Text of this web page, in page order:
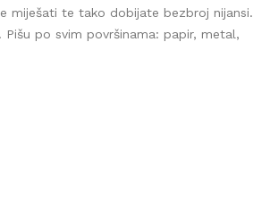
miješati te tako dobijate bezbroj nijansi.
po svim površinama: papir, metal,